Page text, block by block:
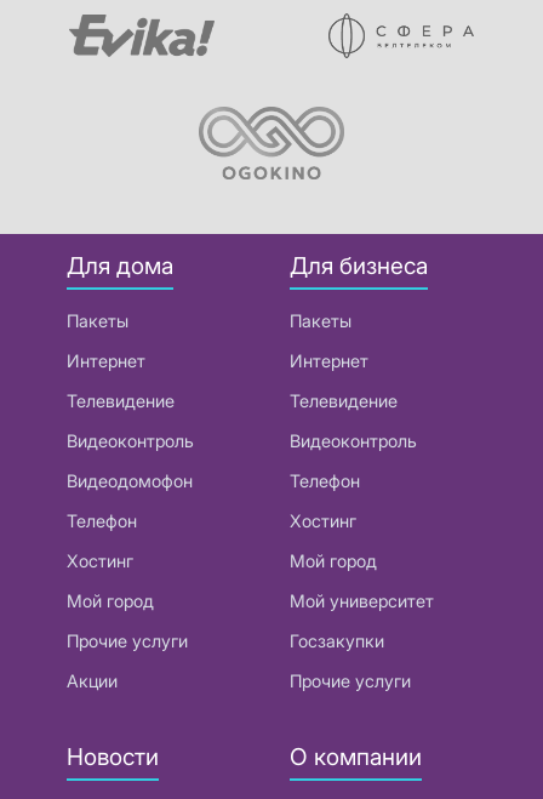
Для дома
Пакеты
Интернет
Телевидение
Видеоконтроль
Видеодомофон
Телефон
Хостинг
Мой город
Прочие услуги
Акции
Для бизнеса
Пакеты
Интернет
Телевидение
Видеоконтроль
Телефон
Хостинг
Мой город
Мой университет
Госзакупки
Прочие услуги
Новости О компании